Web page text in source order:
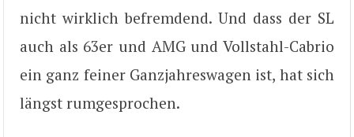
nicht wirklich befremdend. Und dass der SL
auch als 63er und AMG und Vollstahl-Cabrio
ein ganz feiner Ganzjahreswagen ist, hat sich
längst rumgesprochen.